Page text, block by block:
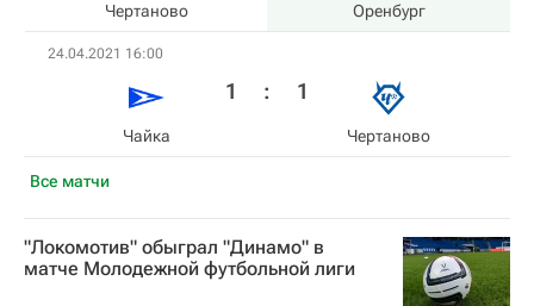
Все матчи
Чертаново Оренбург
24.04.2021 16:00
Чайка
1 : 1
Чертаново
"Локомотив" обыграл "Динамо" в
матче Молодежной футбольной лиги